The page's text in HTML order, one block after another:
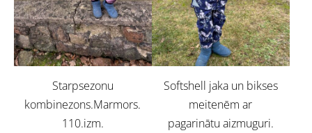
Starpsezonu
kombinezons.Marmors.
110.izm.
Softshell jaka un bikses
meitenēm ar
pagarinātu aizmuguri.